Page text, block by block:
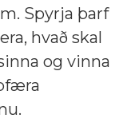
Spyrja þarf
hvað skal
og vinna